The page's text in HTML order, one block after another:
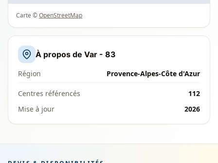
Carte ©OpenStreetMap
À propos de Var - 83
Région Provence-Alpes-Côte d'Azur
Centres référencés
112
Mise à jour
2026